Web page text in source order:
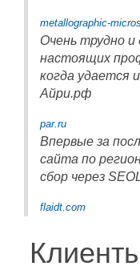
metallographic-
Очень трудно
настоящих
когда удается
Айри.рф
par.ru
Впервые за
сайта по
сбор через
flaidt.com